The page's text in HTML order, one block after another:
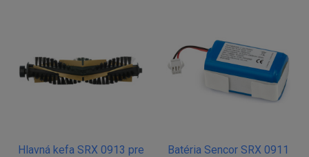
Hlavná kefa SRX 0913 pre
Batéria Sencor SRX 0911